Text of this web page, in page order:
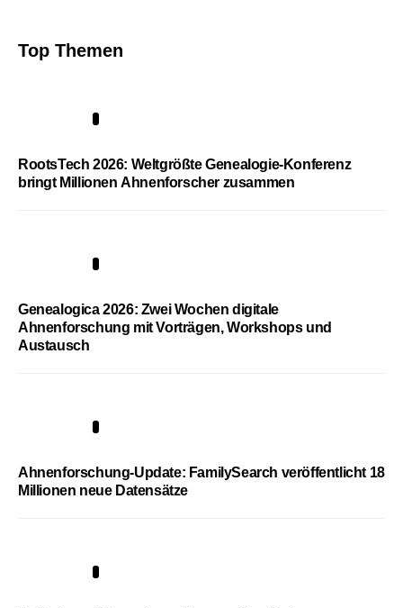
Top Themen
RootsTech 2026: Weltgrößte Genealogie-Konferenz
bringt Millionen Ahnenforscher zusammen
Genealogica 2026: Zwei Wochen digitale
Ahnenforschung mit Vorträgen, Workshops und
Austausch
Ahnenforschung-Update: FamilySearch veröffentlicht 18
Millionen neue Datensätze